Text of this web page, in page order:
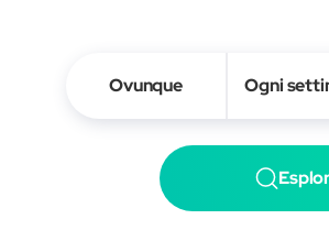
Ovunque Ogni